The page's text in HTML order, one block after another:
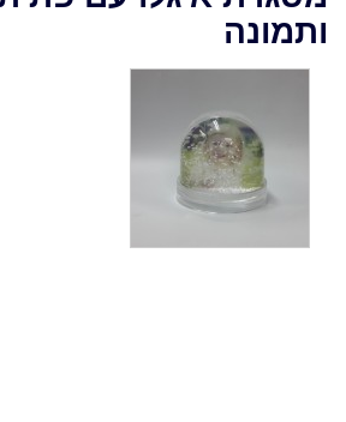
ותמונה